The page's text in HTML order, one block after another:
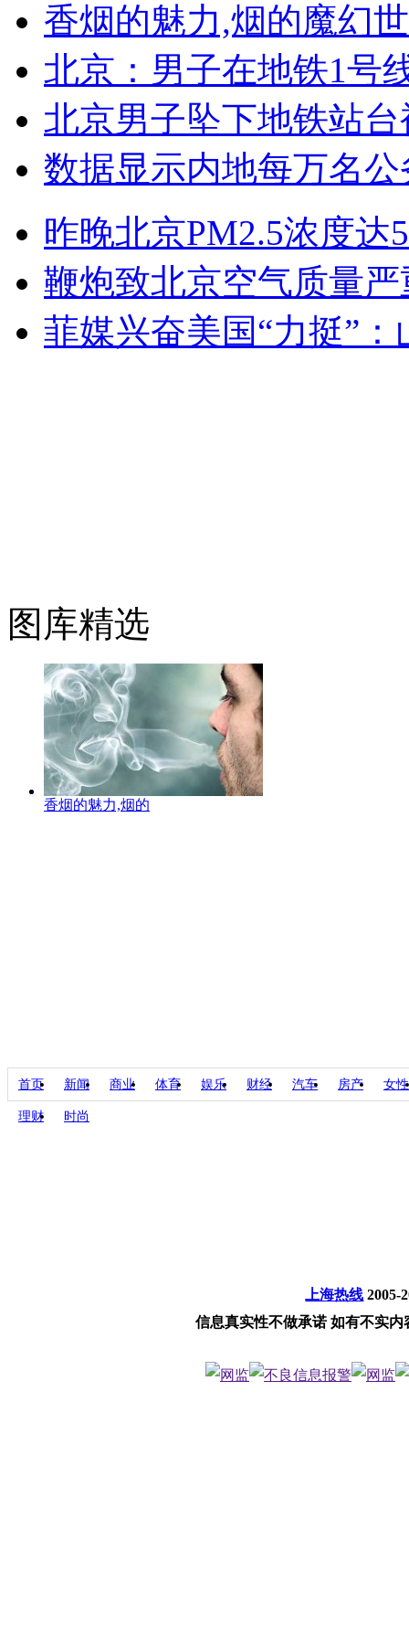
香烟的魅力,烟的魔幻
北京：男子在地铁1号
北京男子坠下地铁站
数据显示内地每万名
昨晚北京PM2.5浓度达
鞭炮致北京空气质量
菲媒兴奋美国“力挺”
图库精选
香烟的魅力,烟的
首页 新闻 商业 体育 娱乐 财经 汽车 房产 女性
理财 时尚
上海热线 2005-
信息真实性不做承诺 如有不实